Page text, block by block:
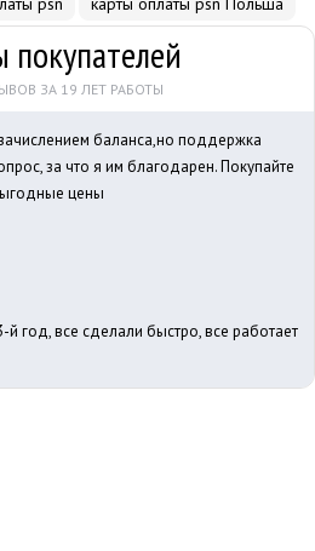
ЗА 19 ЛЕТ РАБОТЫ
баланса,но поддержка
за что я им благодарен. Покупайте
цены
год, все сделали быстро, все работает